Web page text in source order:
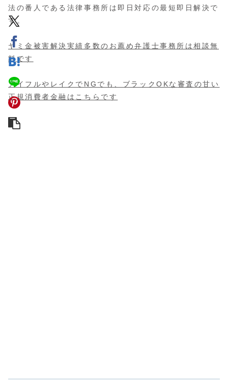
法の番人である法律事務所は即日対応の最短即日解決で
す。
ヤミ金被害解決実績多数の お薦め弁護士事務所は相談無
料です
アイフルやレイクでNGでも、ブラックOKな 審査の甘い
正規消費者金融 はこちらです